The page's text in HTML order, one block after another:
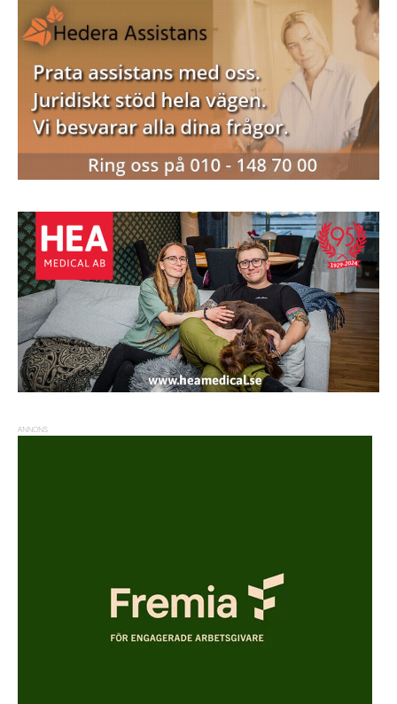
ANNONS